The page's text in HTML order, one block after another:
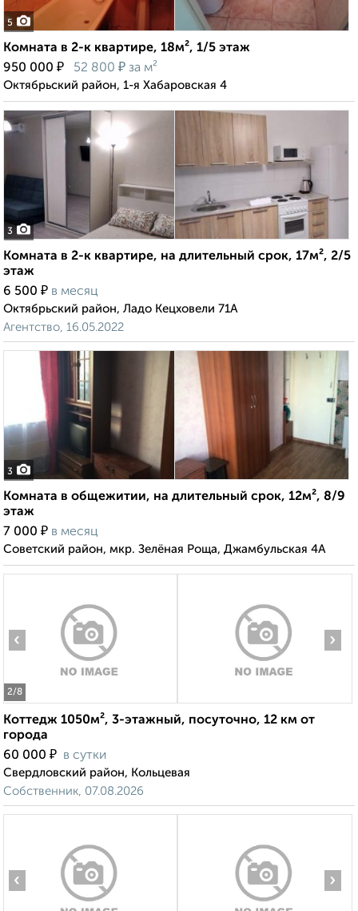
5
Комната в 2-к квартире, 18м², 1/5 этаж
950 000 ₽ 52 800 ₽ за м²
Октябрьский район, 1-я Хабаровская 4
3
Комната в 2-к квартире, на длительный срок, 17м², 2/5
этаж
6 500 ₽ в месяц
Октябрьский район, Ладо Кецховели 71А
Агентство, 16.05.2022
3
Комната в общежитии, на длительный срок, 12м², 8/9
этаж
7 000 ₽ в месяц
Советский район, мкр. Зелёная Роща, Джамбульская 4А
2/8
‹ ›
Коттедж 1050м², 3-этажный, посуточно, 12 км от
города
60 000 ₽ в сутки
Свердловский район, Кольцевая
Собственник, 07.08.2026
‹ ›